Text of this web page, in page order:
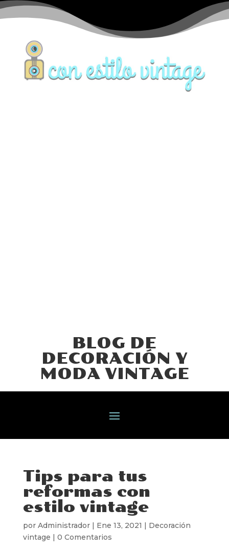
BLOG DE
DECORACIÓN Y
MODA VINTAGE
Tips para tus
reformas con
estilo vintage
por Administrador| Ene 13, 2021 | Decoración
vintage | 0 Comentarios